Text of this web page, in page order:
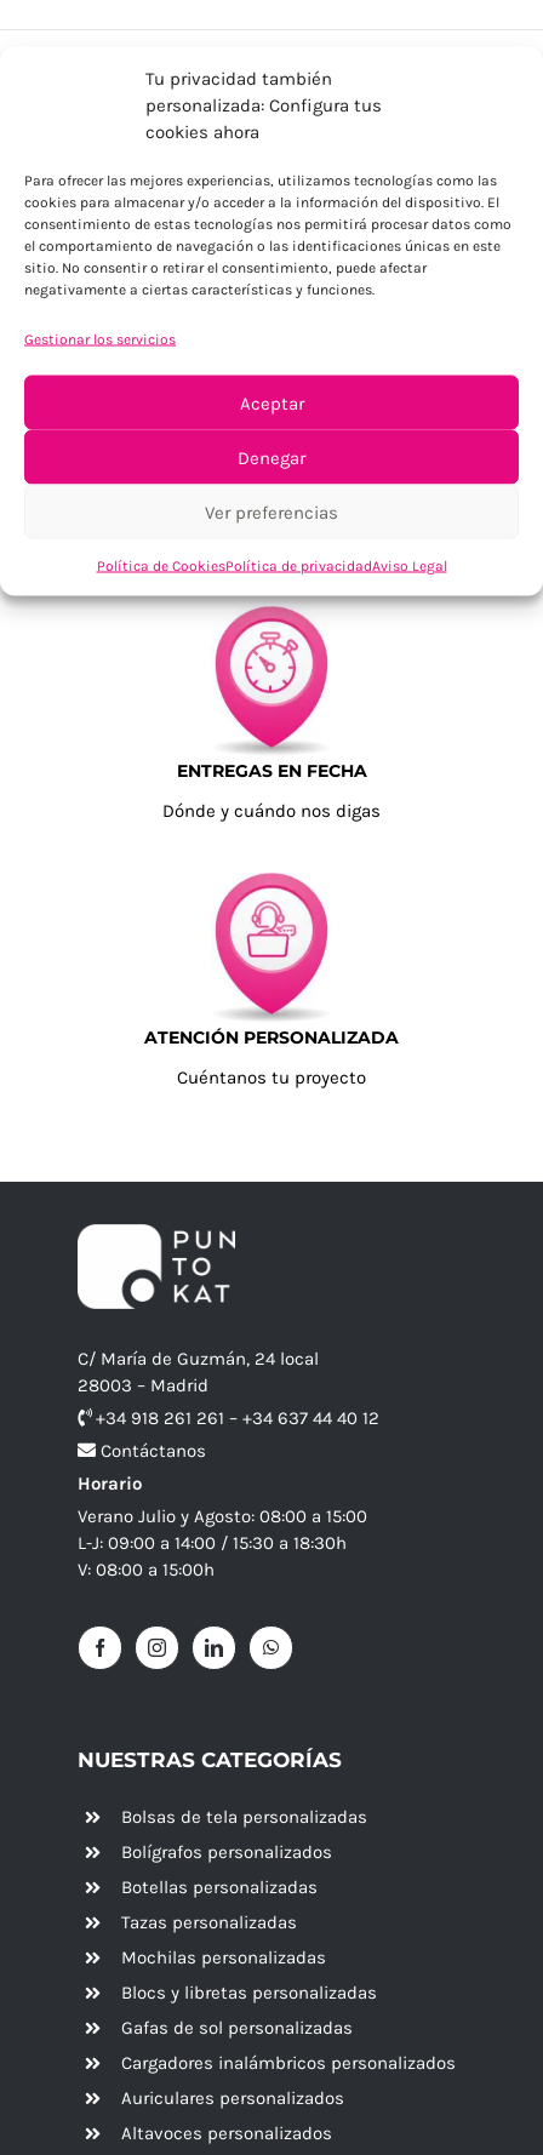
Tu privacidad también
personalizada: Configura tus
cookies ahora
Para ofrecer las mejores experiencias, utilizamos tecnologías como las
cookies para almacenar y/o acceder a la información del dispositivo. El
consentimiento de estas tecnologías nos permitirá procesar datos como
el comportamiento de navegación o las identificaciones únicas en este
sitio. No consentir o retirar el consentimiento, puede afectar
negativamente a ciertas características y funciones.
Gestionar los servicios
Aceptar
Denegar
Ver preferencias
Política de CookiesPolítica de privacidadAviso Legal
ENVÍOS ECONÓMICOS
Para Península, resto consultar
TU SATISFACCIÓN = LA NUESTRA
ENTREGAS EN FECHA
Dónde y cuándo nos digas
ATENCIÓN PERSONALIZADA
Cuéntanos tu proyecto
C/ María de Guzmán, 24 local
28003 – Madrid
+34 918 261 261 – +34 637 44 40 12
Contáctanos
Horario
Verano Julio y Agosto: 08:00 a 15:00
L-J: 09:00 a 14:00 / 15:30 a 18:30h
V: 08:00 a 15:00h
NUESTRAS CATEGORÍAS
Bolsas de tela personalizadas
Bolígrafos personalizados
Botellas personalizadas
Tazas personalizadas
Mochilas personalizadas
Blocs y libretas personalizadas
Gafas de sol personalizadas
Cargadores inalámbricos personalizados
Auriculares personalizados
Altavoces personalizados